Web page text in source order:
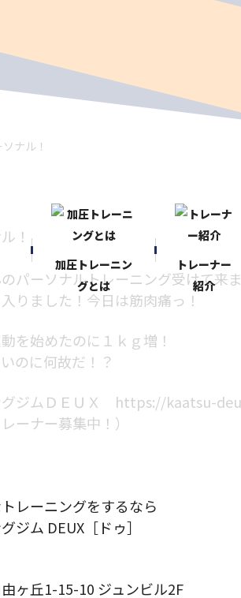
加圧トレーニン
グとは
トレーナー
紹介
ナル！
！
パーソナルトレーニング受けて来
りました！今日は筋肉痛っ！
を始めたのに１ｋｇ増！
のに何故だ！？
グジムＤＥＵＸ https://kaatsu-
ーナー募集中！）
レーニングをするなら
ジム DEUX［ドゥ］
ヶ丘1-15-10 ジュンビル2F